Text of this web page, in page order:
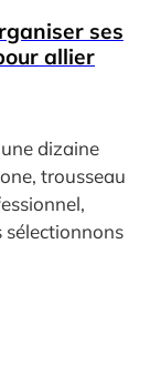
ses
allier
dizaine
trousseau
sélectionnons